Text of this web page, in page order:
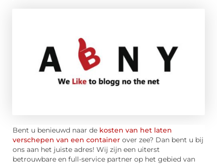
Bent u benieuwd naar de kosten van het laten
verschepen van een container over zee? Dan bent u bij
ons aan het juiste adres! Wij zijn een uiterst
betrouwbare en full-service partner op het gebied van